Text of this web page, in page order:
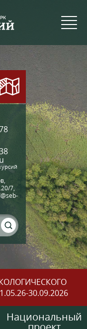
7,
30.09.2026
Национальный